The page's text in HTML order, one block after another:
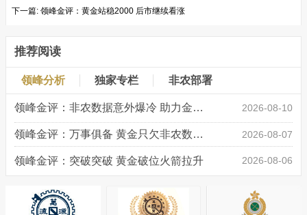
下一篇: 领峰金评：黄金站稳2000 后市继续看涨
推荐阅读
领峰分析 独家专栏 非农部署
领峰金评：非农数据意外爆冷 助力金价大涨创新高 2026-08-10
领峰金评：万事俱备 黄金只欠非农数据“东风” 2026-08-07
领峰金评：突破突破 黄金破位火箭拉升 2026-08-06